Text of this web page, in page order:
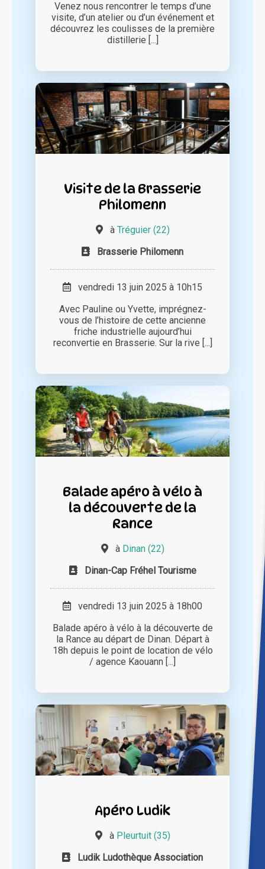
Venez nous rencontrer le temps d’une
visite, d’un atelier ou d’un événement et
découvrez les coulisses de la première
distillerie [...]
Visite de la Brasserie
Philomenn
à Tréguier (22)
Brasserie Philomenn
vendredi 13 juin 2025 à 10h15
Avec Pauline ou Yvette, imprégnez-
vous de l’histoire de cette ancienne
friche industrielle aujourd’hui
reconvertie en Brasserie. Sur la rive [...]
Balade apéro à vélo à
la découverte de la
Rance
à Dinan (22)
Dinan-Cap Fréhel Tourisme
vendredi 13 juin 2025 à 18h00
Balade apéro à vélo à la découverte de
la Rance au départ de Dinan. Départ à
18h depuis le point de location de vélo
/ agence Kaouann [...]
Apéro Ludik
à Pleurtuit (35)
Ludik Ludothèque Association